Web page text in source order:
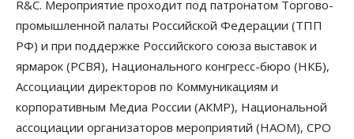
R&C. Мероприятие проходит под патронатом Торгово-
промышленной палаты Российской Федерации (ТПП
РФ) и при поддержке Российского союза выставок и
ярмарок (РСВЯ), Национального конгресс-бюро (НКБ),
Ассоциации директоров по Коммуникациям и
корпоративным Медиа России (АКМР), Национальной
ассоциации организаторов мероприятий (НАОМ), СРО